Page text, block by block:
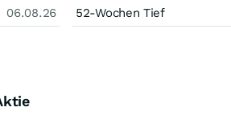
06.08.26
52-Wochen Tief